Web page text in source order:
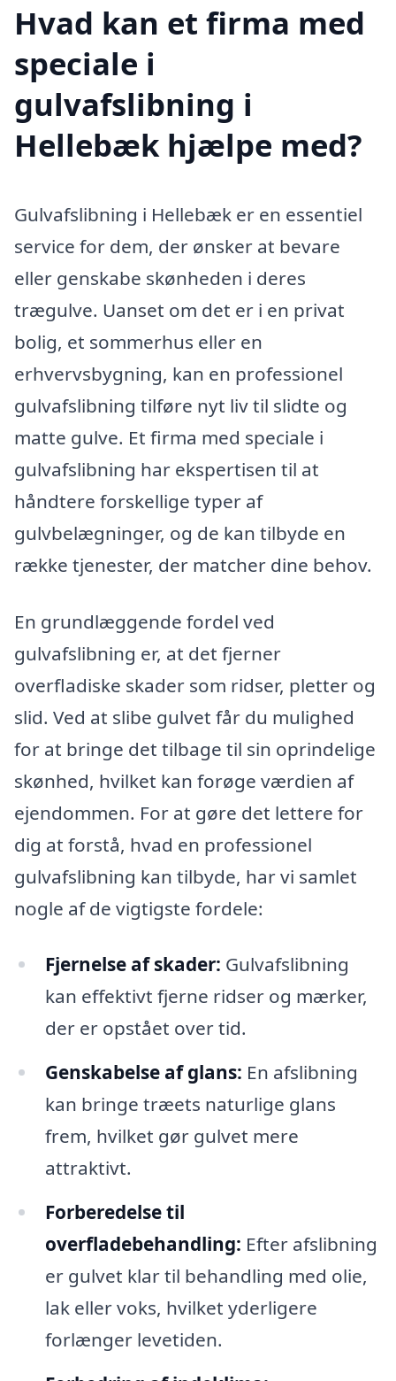
Hvad kan et firma med
speciale i
gulvafslibning i
Hellebæk hjælpe med?
Gulvafslibning i Hellebæk er en essentiel
service for dem, der ønsker at bevare
eller genskabe skønheden i deres
trægulve. Uanset om det er i en privat
bolig, et sommerhus eller en
erhvervsbygning, kan en professionel
gulvafslibning tilføre nyt liv til slidte og
matte gulve. Et firma med speciale i
gulvafslibning har ekspertisen til at
håndtere forskellige typer af
gulvbelægninger, og de kan tilbyde en
række tjenester, der matcher dine behov.
En grundlæggende fordel ved
gulvafslibning er, at det fjerner
overfladiske skader som ridser, pletter og
slid. Ved at slibe gulvet får du mulighed
for at bringe det tilbage til sin oprindelige
skønhed, hvilket kan forøge værdien af
ejendommen. For at gøre det lettere for
dig at forstå, hvad en professionel
gulvafslibning kan tilbyde, har vi samlet
nogle af de vigtigste fordele:
Fjernelse af skader: Gulvafslibning
kan effektivt fjerne ridser og mærker,
der er opstået over tid.
Genskabelse af glans: En afslibning
kan bringe træets naturlige glans
frem, hvilket gør gulvet mere
attraktivt.
Forberedelse til
overfladebehandling: Efter afslibning
er gulvet klar til behandling med olie,
lak eller voks, hvilket yderligere
forlænger levetiden.